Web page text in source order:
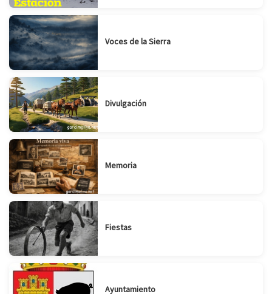
Voces de la Sierra
Divulgación
Memoria
Fiestas
Ayuntamiento